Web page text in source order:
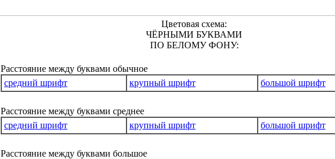
Цветовая схема:
ЧЁРНЫМИ БУКВАМИ
ПО БЕЛОМУ ФОНУ:
Расстояние между буквами обычное
средний шрифт
крупный шрифт большой шрифт
Расстояние между буквами среднее
средний шрифт
крупный шрифт большой шрифт
Расстояние между буквами большое